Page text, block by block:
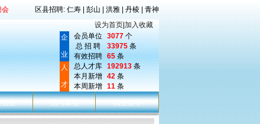
会
区县招聘: 仁寿 | 彭山 | 洪雅 | 丹棱 | 青神
设为首页 加入收藏
企
业
会员单位 3077 个
总 招 聘
33975条
有效招聘 65条
人
才
总人才库 192913条
本月新增 42 条
本周新增 11 条
创业 见习基地 就业指导